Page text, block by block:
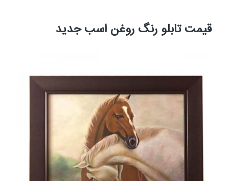
قیمت تابلو رنگ روغن اسب جدید